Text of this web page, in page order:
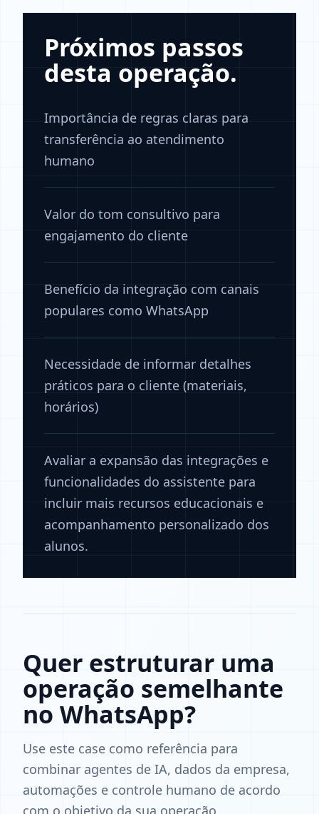
Próximos passos
desta operação.
Importância de regras claras para
transferência ao atendimento
humano
Valor do tom consultivo para
engajamento do cliente
Benefício da integração com canais
populares como WhatsApp
Necessidade de informar detalhes
práticos para o cliente (materiais,
horários)
Avaliar a expansão das integrações e
funcionalidades do assistente para
incluir mais recursos educacionais e
acompanhamento personalizado dos
alunos.
Quer estruturar uma
operação semelhante
no WhatsApp?
Use este case como referência para
combinar agentes de IA, dados da empresa,
automações e controle humano de acordo
com o objetivo da sua operação.